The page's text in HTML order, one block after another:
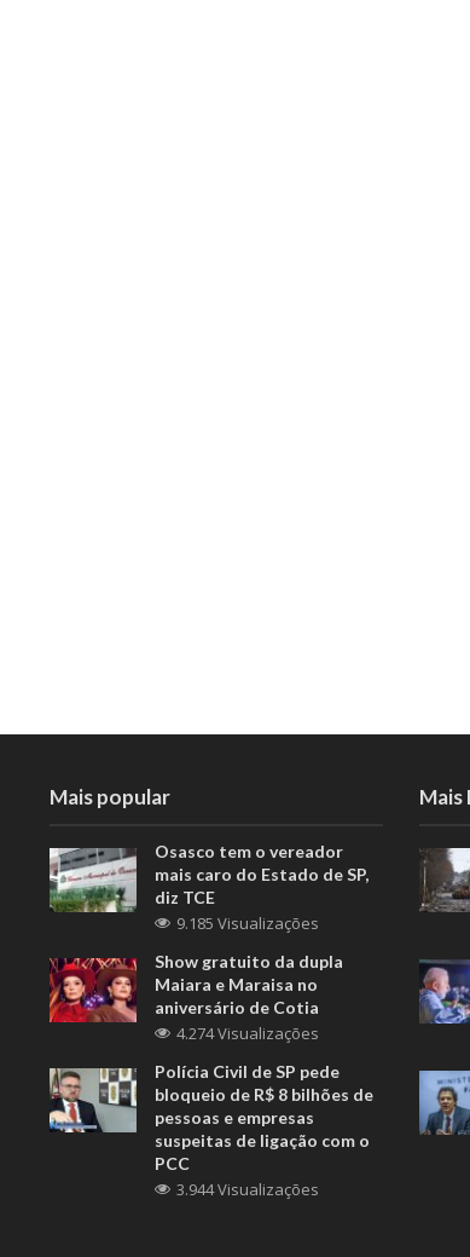
Mais popular
Osasco tem o vereador
mais caro do Estado de SP,
diz TCE
9.185 Visualizações
Show gratuito da dupla
Maiara e Maraisa no
aniversário de Cotia
4.274 Visualizações
Polícia Civil de SP pede
bloqueio de R$ 8 bilhões de
pessoas e empresas
suspeitas de ligação com o
PCC
3.944 Visualizações